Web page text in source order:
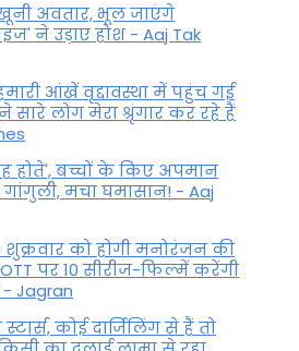
अवतार, भूल जाएंगे
ने उड़ाए होश - Aaj Tak
आंखें वृद्दावस्था में पहुंच गई
सारे लोग मेरा श्रृंगार कर रहे हैं
होते', बच्चों के किए अपमान
मचा घमासान! - Aaj
शुक्रवार को होगी मनोरंजन की
OTT पर 10 सीरीज-फिल्में करेंगी
Jagran
कोई दार्जिलिंग से हैं तो